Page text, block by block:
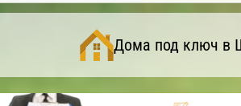
Дома под ключ в